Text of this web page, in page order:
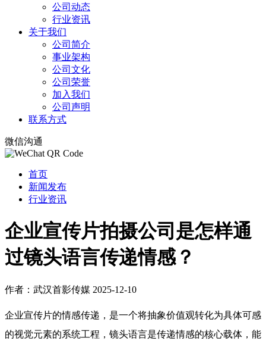
公司动态
行业资讯
关于我们
公司简介
事业架构
公司文化
公司荣誉
加入我们
公司声明
联系方式
微信沟通
首页
新闻发布
行业资讯
企业宣传片拍摄公司是怎样通
过镜头语言传递情感？
作者：武汉首影传媒 2025-12-10
企业宣传片的情感传递，是一个将抽象价值观转化为具体可感
的视觉元素的系统工程，镜头语言是传递情感的核心载体，能